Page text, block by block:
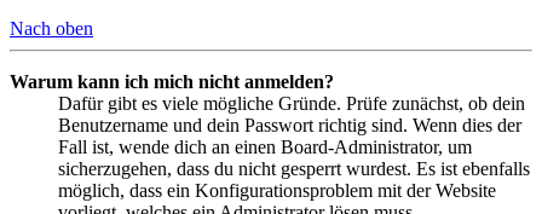
Nach oben
Warum kann ich mich nicht anmelden?
Dafür gibt es viele mögliche Gründe. Prüfe zunächst, ob dein
Benutzername und dein Passwort richtig sind. Wenn dies der
Fall ist, wende dich an einen Board-Administrator, um
sicherzugehen, dass du nicht gesperrt wurdest. Es ist ebenfalls
möglich, dass ein Konfigurationsproblem mit der Website